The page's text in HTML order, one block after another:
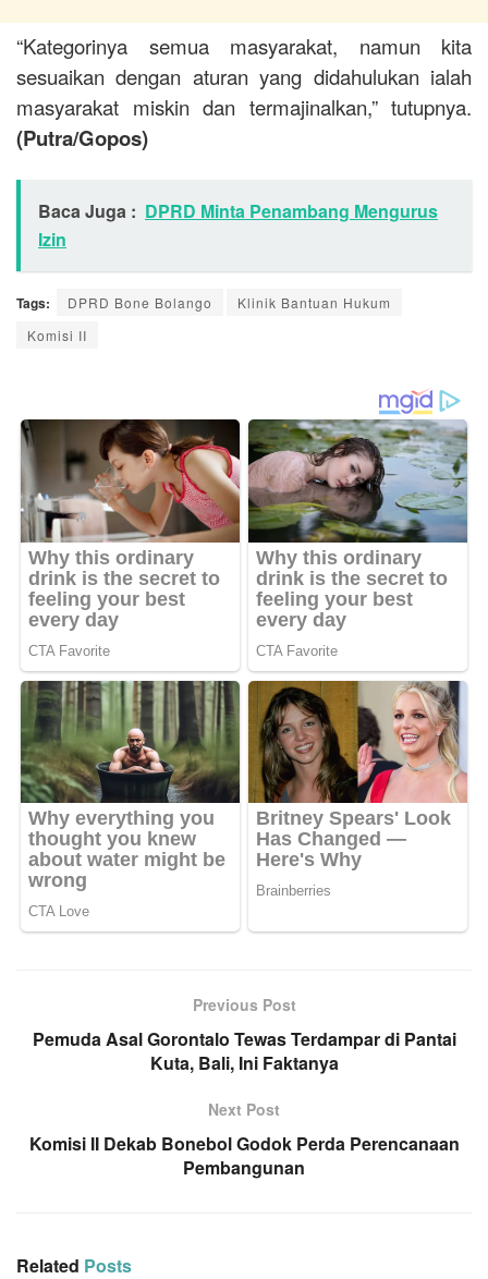
“Kategorinya semua masyarakat, namun kita
sesuaikan dengan aturan yang didahulukan ialah
masyarakat miskin dan termajinalkan,” tutupnya.
(Putra/Gopos)
Baca Juga : DPRD Minta Penambang Mengurus
Izin
Tags: DPRD Bone Bolango
Klinik Bantuan Hukum
Komisi II
Previous Post
Pemuda Asal Gorontalo Tewas Terdampar di Pantai
Kuta, Bali, Ini Faktanya
Next Post
Komisi II Dekab Bonebol Godok Perda Perencanaan
Pembangunan
Related Posts